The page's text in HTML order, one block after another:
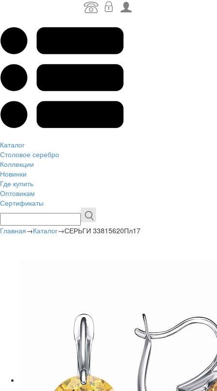
Каталог
Столовое серебро
Коллекции
Новинки
Где купить
Оптовикам
Сертификаты
Главная→Каталог→СЕРЬГИ 33815620Пл17